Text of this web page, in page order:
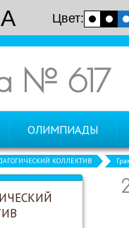
А Цвет:
№ 617
ОЛИМПИАДЫ
КОЛЛЕКТИВ